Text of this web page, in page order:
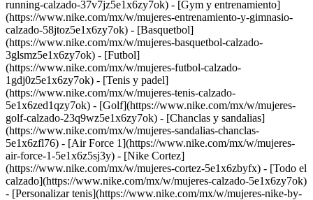
running-calzado-37v7jz5e1x6zy7ok) - [Gym y entrenamiento]
(https://www.nike.com/mx/w/mujeres-entrenamiento-y-gimnasio-
calzado-58jtoz5e1x6zy7ok) - [Basquetbol]
(https://www.nike.com/mx/w/mujeres-basquetbol-calzado-
3glsmz5e1x6zy7ok) - [Futbol]
(https://www.nike.com/mx/w/mujeres-futbol-calzado-
1gdj0z5e1x6zy7ok) - [Tenis y padel]
(https://www.nike.com/mx/w/mujeres-tenis-calzado-
5e1x6zed1qzy7ok) - [Golf](https://www.nike.com/mx/w/mujeres-
golf-calzado-23q9wz5e1x6zy7ok) - [Chanclas y sandalias]
(https://www.nike.com/mx/w/mujeres-sandalias-chanclas-
5e1x6zfl76) - [Air Force 1](https://www.nike.com/mx/w/mujeres-
air-force-1-5e1x6z5sj3y) - [Nike Cortez]
(https://www.nike.com/mx/w/mujeres-cortez-5e1x6zbyfx) - [Todo el
calzado](https://www.nike.com/mx/w/mujeres-calzado-5e1x6zy7ok)
- [Personalizar tenis](https://www.nike.com/mx/w/mujeres-nike-by-